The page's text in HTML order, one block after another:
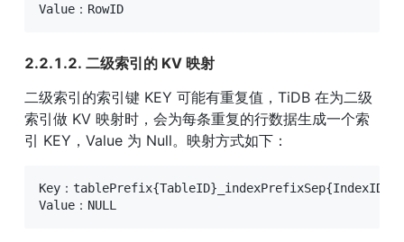
Value：RowID
2.2.1.2. 二级索引的 KV 映射
二级索引的索引键 KEY 可能有重复值，TiDB 在为二级
索引做 KV 映射时，会为每条重复的行数据生成一个索
引 KEY，Value 为 Null。映射方式如下：
Key：
Value：NULL